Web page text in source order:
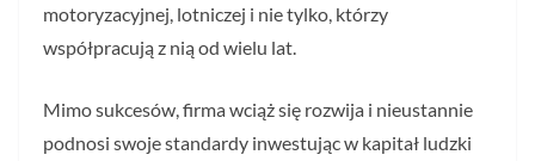
motoryzacyjnej, lotniczej i nie tylko, którzy
współpracują z nią od wielu lat.
Mimo sukcesów, firma wciąż się rozwija i nieustannie
podnosi swoje standardy inwestując w kapitał ludzki